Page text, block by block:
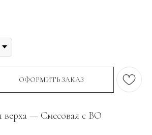
ОФОРМИТЬ ЗАКАЗ
верха — Смесовая с ВО